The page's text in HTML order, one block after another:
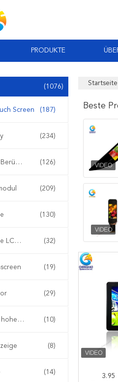
PRODUKTE
(1076)
Screen (187)
(234)
Kapazitives mit Berührungseingabe Bildschirm TFT LCDs (126)
(209)
(130)
Widerstrebende LCD-Anzeige (32)
(19)
(29)
TFT-Display mit hoher Helligkeit (10)
(8)
(14)
Startseite
Beste